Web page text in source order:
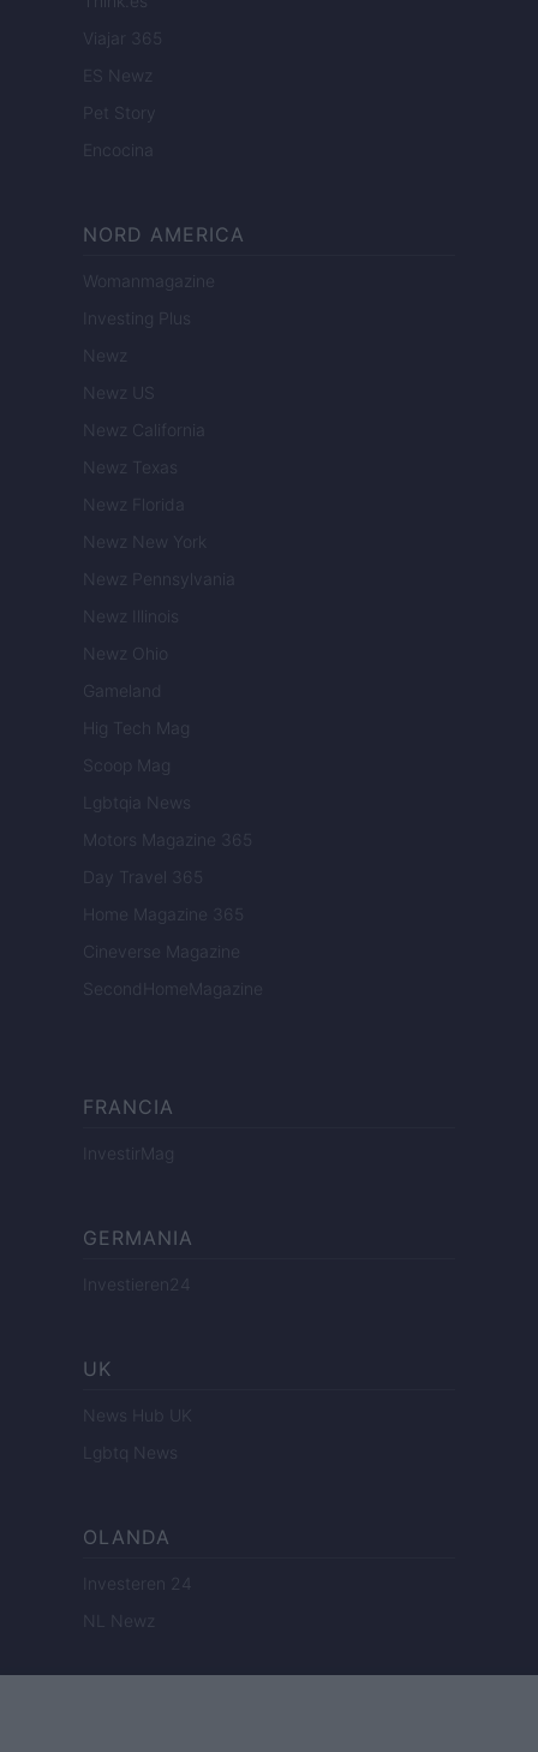
Viajar 365
ES Newz
Pet Story
Encocina
NORD AMERICA
Womanmagazine
Investing Plus
Newz
Newz US
Newz California
Newz Texas
Newz Florida
Newz New York
Newz Pennsylvania
Newz Illinois
Newz Ohio
Gameland
Hig Tech Mag
Scoop Mag
Lgbtqia News
Motors Magazine 365
Day Travel 365
Home Magazine 365
Cineverse Magazine
SecondHomeMagazine
FRANCIA
InvestirMag
GERMANIA
Investieren24
UK
News Hub UK
Lgbtq News
OLANDA
Investeren 24
NL Newz